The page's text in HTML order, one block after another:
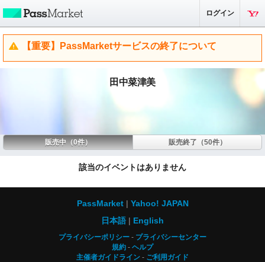
ログイン
【重要】PassMarketサービスの終了について
田中菜津美
販売中（0件） 販売終了（50件）
該当のイベントはありません
PassMarket
Yahoo! JAPAN
日本語
English
プライバシーポリシー
プライバシーセンター
規約
ヘルプ
主催者ガイドライン
ご利用ガイド